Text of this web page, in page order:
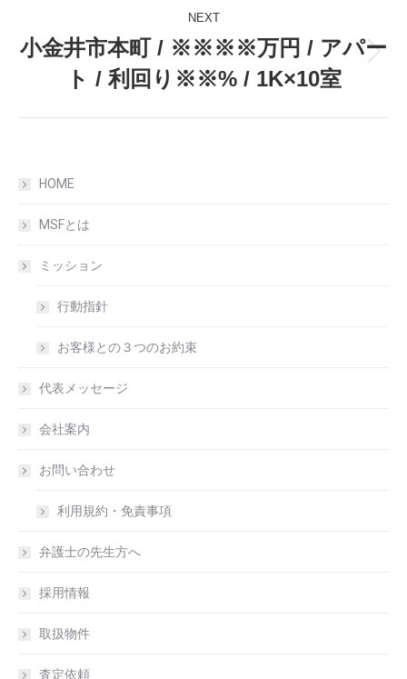
NEXT
post:
小金井市本町 / ※※※※万円 / アパー
ト / 利回り※※% / 1K×10室
HOME
MSFとは
ミッション
行動指針
お客様との３つのお約束
代表メッセージ
会社案内
お問い合わせ
利用規約・免責事項
弁護士の先生方へ
採用情報
取扱物件
査定依頼